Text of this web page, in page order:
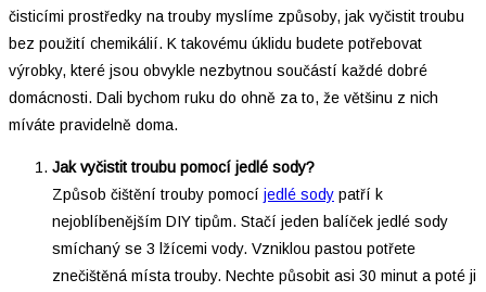
čisticími prostředky na trouby myslíme způsoby, jak vyčistit troubu
bez použití chemikálií. K takovému úklidu budete potřebovat
výrobky, které jsou obvykle nezbytnou součástí každé dobré
domácnosti. Dali bychom ruku do ohně za to, že většinu z nich
míváte pravidelně doma.
Jak vyčistit troubu pomocí jedlé sody?
Způsob čištění trouby pomocí jedlé sody patří k
nejoblíbenějším DIY tipům. Stačí jeden balíček jedlé sody
smíchaný se 3 lžícemi vody. Vzniklou pastou potřete
znečištěná místa trouby. Nechte působit asi 30 minut a poté ji